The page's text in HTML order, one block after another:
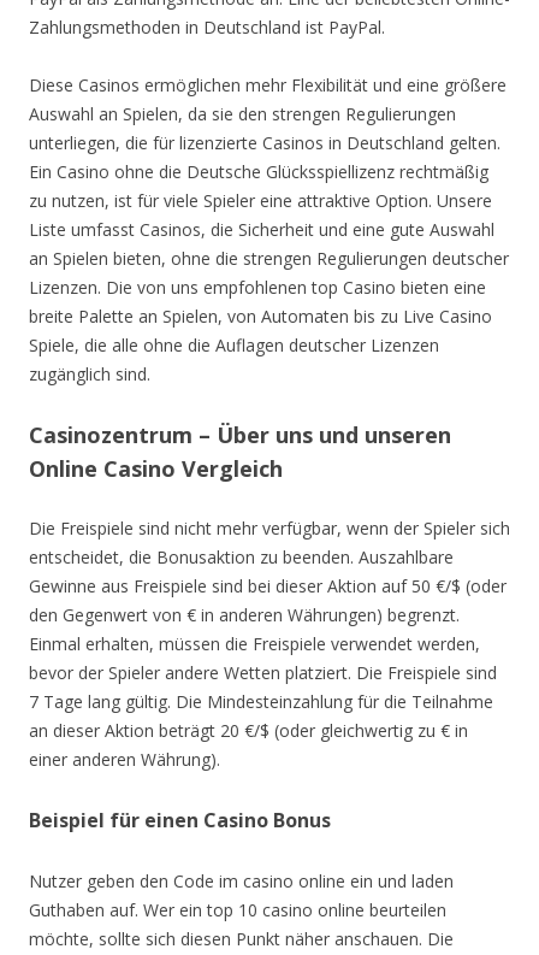
Zahlungsmethoden in Deutschland ist PayPal.
Diese Casinos ermöglichen mehr Flexibilität und eine größere
Auswahl an Spielen, da sie den strengen Regulierungen
unterliegen, die für lizenzierte Casinos in Deutschland gelten.
Ein Casino ohne die Deutsche Glücksspiellizenz rechtmäßig
zu nutzen, ist für viele Spieler eine attraktive Option. Unsere
Liste umfasst Casinos, die Sicherheit und eine gute Auswahl
an Spielen bieten, ohne die strengen Regulierungen deutscher
Lizenzen. Die von uns empfohlenen top Casino bieten eine
breite Palette an Spielen, von Automaten bis zu Live Casino
Spiele, die alle ohne die Auflagen deutscher Lizenzen
zugänglich sind.
Casinozentrum – Über uns und unseren
Online Casino Vergleich
Die Freispiele sind nicht mehr verfügbar, wenn der Spieler sich
entscheidet, die Bonusaktion zu beenden. Auszahlbare
Gewinne aus Freispiele sind bei dieser Aktion auf 50 €/$ (oder
den Gegenwert von € in anderen Währungen) begrenzt.
Einmal erhalten, müssen die Freispiele verwendet werden,
bevor der Spieler andere Wetten platziert. Die Freispiele sind
7 Tage lang gültig. Die Mindesteinzahlung für die Teilnahme
an dieser Aktion beträgt 20 €/$ (oder gleichwertig zu € in
einer anderen Währung).
Beispiel für einen Casino Bonus
Nutzer geben den Code im casino online ein und laden
Guthaben auf. Wer ein top 10 casino online beurteilen
möchte, sollte sich diesen Punkt näher anschauen. Die